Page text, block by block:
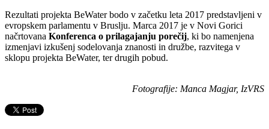
Rezultati projekta BeWater bodo v začetku leta 2017 predstavljeni v
evropskem parlamentu v Bruslju. Marca 2017 je v Novi Gorici
načrtovana Konferenca o prilagajanju porečij, ki bo namenjena
izmenjavi izkušenj sodelovanja znanosti in družbe, razvitega v
sklopu projekta BeWater, ter drugih pobud.
Fotografije: Manca Magjar, IzVRS